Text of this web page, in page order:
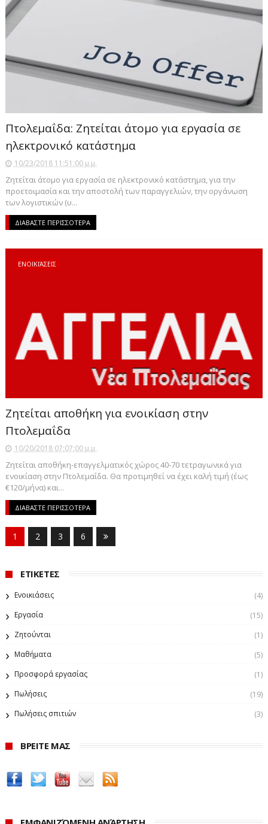
Πτολεμαΐδα: Ζητείται άτομο για εργασία σε
ηλεκτρονικό κατάστημα
10/23/2018 11:51:00 μ.μ.
Ζητείται άτομο για εργασία σε ηλεκτρονικό κατάστημα, για την
προετοιμασία και την αποστολή των παραγγελιών, την οργάνωση
των λογιστικών (υ...
ΔΙΑΒΑΣΤΕ ΠΕΡΙΣΣΟΤΕΡΑ
ΕΝΟΙΚΙΆΣΕΙΣ
Ζητείται αποθήκη για ενοικίαση στην
Πτολεμαΐδα
10/20/2018 07:07:00 μ.μ.
Ζητείται αποθήκη-επαγγελματικός χώρος 40-70 τετραγωνικά για
ενοικίαση στην Πτολεμαΐδα. Θα προτιμηθεί να έχει καλή τιμή (έως
€120/μήνα) και...
ΔΙΑΒΑΣΤΕ ΠΕΡΙΣΣΟΤΕΡΑ
1 2 3 6
ΕΤΙΚΕΤΕΣ
Ενοικιάσεις
(4)
Εργασία
(15)
Ζητούνται
(1)
Μαθήματα
(5)
Προσφορά εργασίας
(1)
Πωλήσεις
(19)
Πωλήσεις σπιτιών
(3)
ΒΡΕΙΤΕ ΜΑΣ